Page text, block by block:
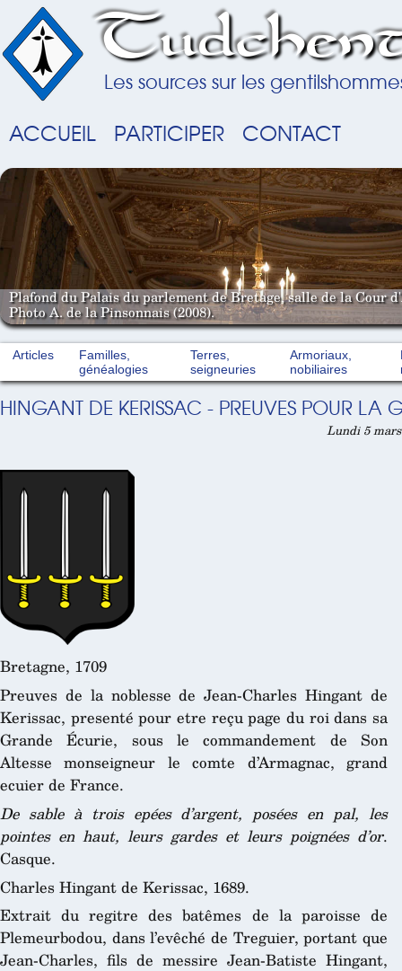
Les sources sur les
ACCUEIL PARTICIPER CONTACT
Plafond du Palais du parlement de Bretage, salle de la Cour
Photo A. de la Pinsonnais (2008).
Articles
Familles,
généalogies
Terres,
seigneuries
Armoriaux,
nobiliaires
HINGANT DE KERISSAC - PREUVES POUR LA
Lundi 5
Bretagne, 1709
Preuves de la noblesse de Jean-Charles Hingant de
Kerissac, presenté pour etre reçu page du roi dans sa
Grande Écurie, sous le commandement de Son
Altesse monseigneur le comte d’Armagnac, grand
ecuier de France.
De sable à trois epées d’argent, posées en pal, les
pointes en haut, leurs gardes et leurs poignées d’or.
Casque.
Charles Hingant de Kerissac, 1689.
Extrait du regitre des batêmes de la paroisse de
Plemeurbodou, dans l’evêché de Treguier, portant que
Jean-Charles, fils de messire Jean-Batiste Hingant,